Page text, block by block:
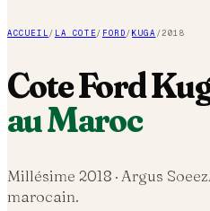
ACCUEIL/ LA COTE/ FORD/KUGA /2018
CoteFord
au Maroc
Millésime 2018 · Argus
marocain.